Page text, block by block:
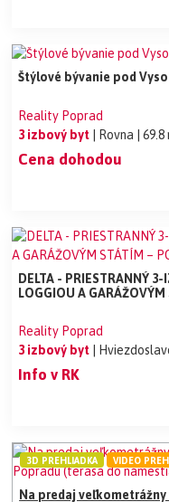
Štýlové bývanie pod
Reality Poprad
3 izbový byt
| Rovna | 69.8
Cena dohodou
DELTA - PRIESTRANNÝ
LOGGIOU A
Reality Poprad
3 izbový byt
|
Info v RK
Na predaj
3D PREHLIADKA VIDEO